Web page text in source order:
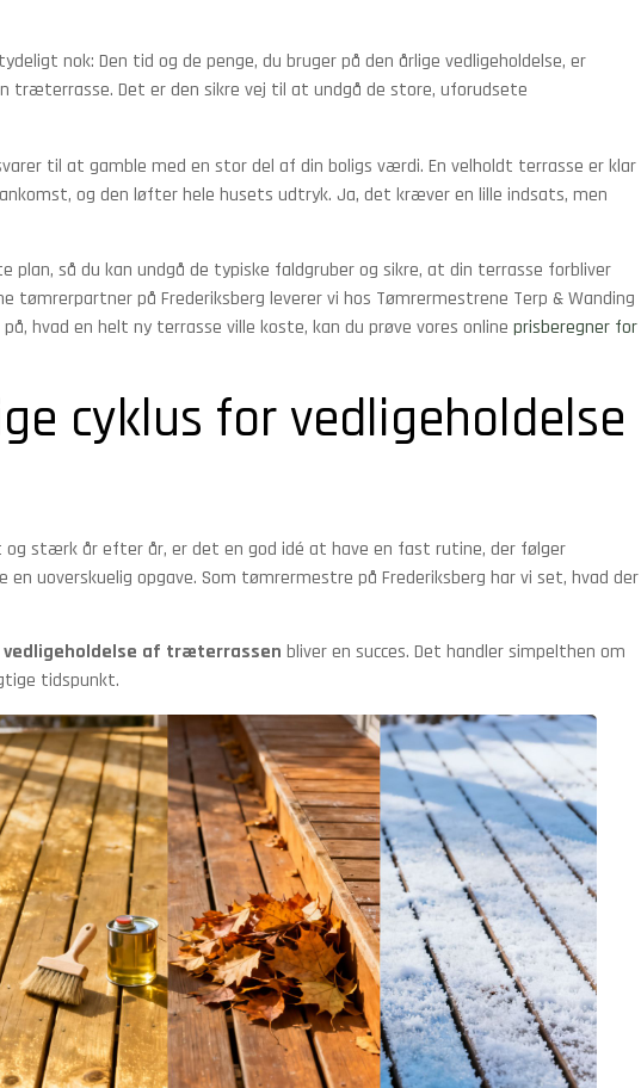
nok: Den tid og de penge, du bruger på den årlige vedligeholdelse, er
træterrasse. Det er den sikre vej til at undgå de store, uforudsete
til at gamble med en stor del af din boligs værdi. En velholdt terrasse er klar
og den løfter hele husets udtryk. Ja, det kræver en lille indsats, men
plan, så du kan undgå de typiske faldgruber og sikre, at din terrasse forbliver
tømrerpartner på Frederiksberg leverer vi hos Tømrermestrene Terp & Wanding
hvad en helt ny terrasse ville koste, kan du prøve vores online prisberegner for
cyklus for vedligeholdelse
stærk år efter år, er det en god idé at have en fast rutine, der følger
uoverskuelig opgave. Som tømrermestre på Frederiksberg har vi set, hvad der
vedligeholdelse af træterrassen bliver en succes. Det handler simpelthen om
tidspunkt.